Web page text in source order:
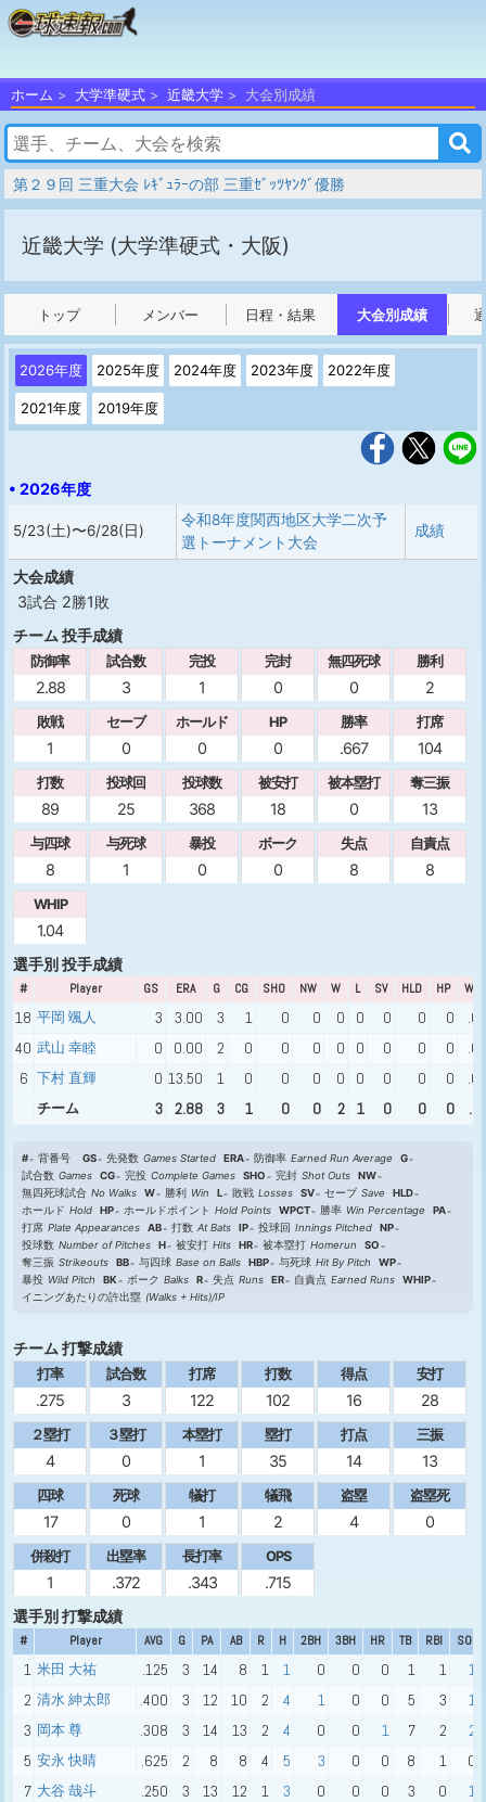
ホーム 大学準硬式 近畿大学 大会別成績
第２９回 三重大会 ﾚｷﾞｭﾗｰの部 三重ｾﾞｯﾂﾔﾝｸﾞ優勝
近畿大学 (大学準硬式・大阪)
トップ メンバー 日程・結果 大会別成績
2026年度 2025年度 2024年度 2023年度 2022年度
2021年度 2019年度
• 2026年度
5/23(土)〜6/28(日)
令和8年度関西地区大学二次予
選トーナメント大会
成績
大会成績
3試合 2勝1敗
チーム 投手成績
防御率
2.88
試合数
3
完投
1
完封
0
無四死球
0
勝利
2
敗戦
1
セーブ
0
ホールド
0
HP
0
勝率
.667
打席
104
打数
89
投球回
25
投球数
368
被安打
18
被本塁打
0
奪三振
13
与四球
8
与死球
1
暴投
0
ボーク
0
失点
8
自責点
8
WHIP
1.04
選手別 投手成績
# Player GS ERA G CG SHO NW W L SV HLD HP
18 平岡 颯人 3 3.00 3 1 0 0 0 0 0 0 0
40 武山 幸睦 0 0.00 2 0 0 0 0 0 0 0 0
6 下村 直輝 0 13.50 1 0 0 0 0 0 0 0 0
チーム 3 2.88 3 1 0 0 2 1 0 0 0
# 背番号 GS 先発数 Games Started ERA 防御率 Earned Run Average
G
試合数 Games CG 完投 Complete Games SHO 完封 Shot Outs
NW
無四死球試合 No Walks W 勝利 Win L 敗戦 Losses SV セーブ Save
HLD
ホールド Hold HP ホールドポイント Hold Points WPCT 勝率 Win Percentage
PA
打席 Plate Appearances AB 打数 At Bats IP 投球回 Innings Pitched
NP
投球数 Number of Pitches H 被安打 Hits HR 被本塁打 Homerun
SO
奪三振 Strikeouts BB 与四球 Base on Balls HBP 与死球 Hit By Pitch
WP
暴投 Wild Pitch BK ボーク Balks R 失点 Runs ER 自責点 Earned Runs
WHIP
イニングあたりの許出塁 (Walks + Hits)/IP
チーム 打撃成績
打率
.275
試合数
3
打席
122
打数
102
得点
16
安打
28
２塁打
4
３塁打
0
本塁打
1
塁打
35
打点
14
三振
13
四球
17
死球
0
犠打
1
犠飛
2
盗塁
4
盗塁死
0
併殺打
1
出塁率
.372
長打率
.343
OPS
.715
選手別 打撃成績
# Player AVG G PA AB R H 2BH 3BH HR TB RBI SO
1 米田 大祐 .125 3 14 8 1 1 0 0 0 1 1
1
2 清水 紳太郎 .400 3 12 10 2 4 1 0 0 5 3
1
3 岡本 尊 .308 3 14 13 2 4 0 0 1 7 2
2
5 安永 快晴 .625 2 8 8 4 5 3 0 0 8 1
0
7 大谷 哉斗 .250 3 13 12 1 3 0 0 0 3 0
1